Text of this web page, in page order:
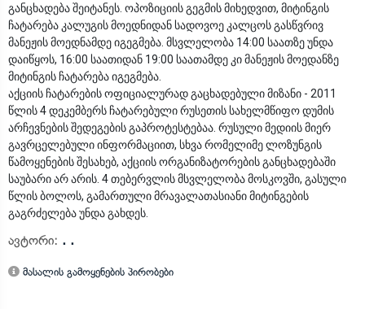
განცხადება შეიტანეს. ოპოზიციის გეგმის მიხედვით, მიტინგის
ჩატარება კალუგის მოედნიდან სადოვოე კალცოს გასწვრივ
მანეჟის მოედნამდე იგეგმება. მსვლელობა 14:00 საათზე უნდა
დაიწყოს, 16:00 საათიდან 19:00 საათამდე კი მანეჟის მოედანზე
მიტინგის ჩატარება იგეგმება.
აქციის ჩატარების ოფიციალურად გაცხადებული მიზანი - 2011
წლის 4 დეკემბერს ჩატარებული რუსეთის სახელმწიფო დუმის
არჩევნების შედეგების გაპროტესტებაა. რუსული მედიის მიერ
გავრცელებული ინფორმაციით, სხვა რომელიმე ლოზუნგის
წამოყენების შესახებ, აქციის ორგანიზატორების განცხადებაში
საუბარი არ არის. 4 თებერვლის მსვლელობა მოსკოვში, გასული
წლის ბოლოს, გამართული მრავალათასიანი მიტინგების
გაგრძელება უნდა გახდეს.
ავტორი: . .
მასალის გამოყენების პირობები